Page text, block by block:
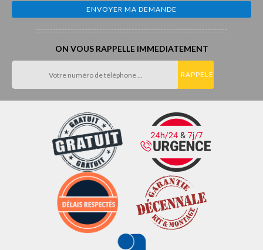
ON VOUS RAPPELLE IMMEDIATEMENT